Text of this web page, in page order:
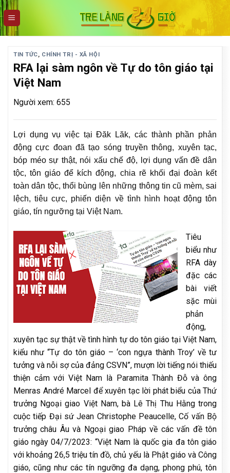
Skip
to
content
TIN TỨC, CHÍNH TRỊ - XÃ HỘI
RFA lại sàm ngôn về Tự do tôn giáo tại
Việt Nam
Người xem: 655
Lợi dụng vụ việc tại Đăk Lăk, các thành phần phản
động cực đoan đã tạo sóng truyền thông, xuyên tạc,
bóp méo sự thật, nói xấu chế độ, lợi dụng vấn đề dân
tộc, tôn giáo để kích động, chia rẽ khối đại đoàn kết
toàn dân tộc, thổi bùng lên những thông tin cũ mèm, sai
lệch, tiêu cực, phiến diện về tình hình hoạt động tôn
giáo, tín ngưỡng tại Việt Nam.
Tiêu
biểu như
RFA dày
đặc các
bài viết
sặc mùi
phản
động,
xuyên tạc sự thật về tình hình tự do tôn giáo tại Việt Nam,
kiểu như “Tự do tôn giáo – ‘con ngựa thành Troy’ về tư
tưởng và nỗi sợ của đảng CSVN”, mượn lời tiếng nói thiếu
thiện cảm với Việt Nam là Paramita Thành Đỗ và ông
Menras André Marcel để xuyên tạc lời phát biểu của Thứ
trưởng Ngoại giao Việt Nam, bà Lê Thị Thu Hằng trong
cuộc tiếp Đại sứ Jean Christophe Peaucelle, Cố vấn Bộ
trưởng châu Âu và Ngoại giao Pháp về các vấn đề tôn
giáo ngày 04/7/2023: “Việt Nam là quốc gia đa tôn giáo
với khoảng 26,5 triệu tín đồ, chủ yếu là Phật giáo và Công
giáo, cũng như các tín ngưỡng đa dạng, phong phú, tôn